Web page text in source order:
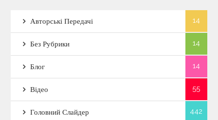
Авторські Передачі 14
Без Рубрики 14
Блог 14
Відео 55
Головний Слайдер 442